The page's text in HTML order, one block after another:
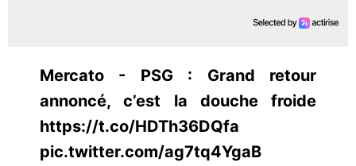
Mercato - PSG : Grand retour
annoncé, c’est la douche froide
https://t.co/HDTh36DQfa
pic.twitter.com/ag7tq4YgaB